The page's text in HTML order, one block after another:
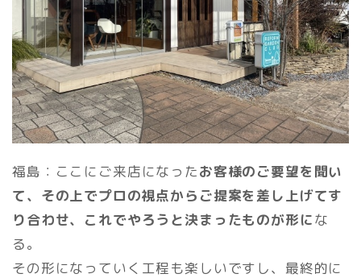
福島：ここにご来店になったお客様のご要望を聞い
て、その上でプロの視点からご提案を差し上げてす
り合わせ、これでやろうと決まったものが形にな
る。
その形になっていく工程も楽しいですし、最終的に